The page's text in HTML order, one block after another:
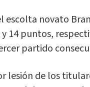
escolta novato
14 puntos,
partido
lesión de los